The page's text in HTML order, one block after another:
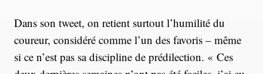
Dans son tweet, on retient surtout l’humilité du
coureur, considéré comme l’un des favoris – même
si ce n’est pas sa discipline de prédilection. « Ces